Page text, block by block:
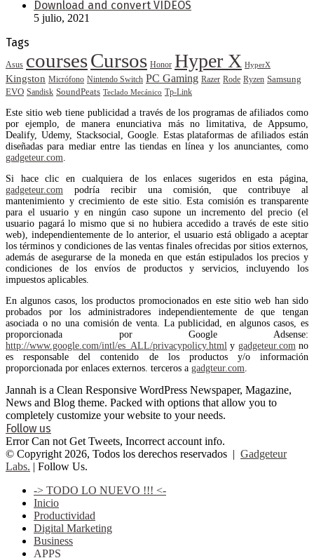
Download and convert VIDEOS
5 julio, 2021
Tags
Asus coursesCursos Honor Hyper X HyperX
Kingston Micrófono Nintendo Switch PC Gaming Razer Rode Ryzen Samsung
EVO Sandisk SoundPeats Teclado Mecánico Tp-Link
Este sitio web tiene publicidad a través de los programas de afiliados como
por ejemplo, de manera enunciativa más no limitativa, de Appsumo,
Dealify, Udemy, Stacksocial, Google. Estas plataformas de afiliados están
diseñadas para mediar entre las tiendas en línea y los anunciantes, como
gadgeteur.com.
Si hace clic en cualquiera de los enlaces sugeridos en esta página,
gadgeteur.com podría recibir una comisión, que contribuye al
mantenimiento y crecimiento de este sitio. Esta comisión es transparente
para el usuario y en ningún caso supone un incremento del precio (el
usuario pagará lo mismo que si no hubiera accedido a través de este sitio
web), independientemente de lo anterior, el usuario está obligado a aceptar
los términos y condiciones de las ventas finales ofrecidas por sitios externos,
además de asegurarse de la moneda en que están estipulados los precios y
condiciones de los envíos de productos y servicios, incluyendo los
impuestos aplicables.
En algunos casos, los productos promocionados en este sitio web han sido
probados por los administradores independientemente de que tengan
asociada o no una comisión de venta. La publicidad, en algunos casos, es
proporcionada por Google Adsense:
http://www.google.com/intl/es_ALL/privacypolicy.html y gadgeteur.comno
es responsable del contenido de los productos y/o información
proporcionada por enlaces externos. terceros a gadgteur.com.
Jannah is a Clean Responsive WordPress Newspaper, Magazine,
News and Blog theme. Packed with options that allow you to
completely customize your website to your needs.
Follow us
Error Can not Get Tweets, Incorrect account info.
© Copyright 2026, Todos los derechos reservados | Gadgeteur
Labs. | Follow Us.
-> TODO LO NUEVO !!! <-
Inicio
Productividad
Digital Marketing
Business
APPS